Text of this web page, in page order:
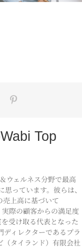
Top
ウェルネス分野で最高
っています。彼らは、
上高に基づいて
際の顧客からの満足度
受け取る代表となった
ディレクターであるプラ
（タイランド）有限会社